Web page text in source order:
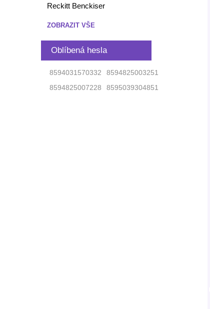
Reckitt Benckiser
ZOBRAZIT VŠE
Oblíbená hesla
8594031570332
8594825003251
8594825007228
8595039304851